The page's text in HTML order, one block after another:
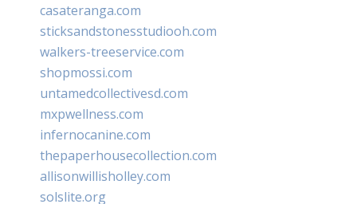
casateranga.com
sticksandstonesstudiooh.com
walkers-treeservice.com
shopmossi.com
untamedcollectivesd.com
mxpwellness.com
infernocanine.com
thepaperhousecollection.com
allisonwillisholley.com
solslite.org